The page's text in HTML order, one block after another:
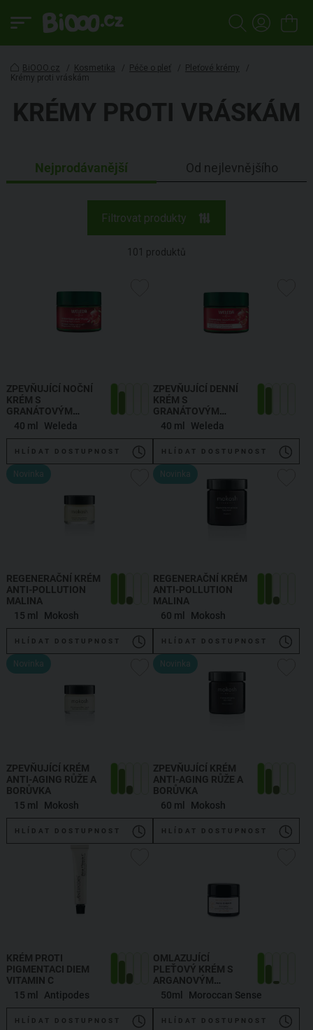
BiOOO.cz / Kosmetika / Péče o pleť / Pleťové krémy
/
Krémy proti vráskám
KRÉMY PROTI VRÁSKÁM
Nejprodávanější Od nejlevnějšího
Filtrovat produkty
101 produktů
ZPEVŇUJÍCÍ NOČNÍ
KRÉM S
GRANÁTOVÝM
JABLKEM A MACA
40 ml Weleda
HLÍDAT DOSTUPNOST
ZPEVŇUJÍCÍ DENNÍ
KRÉM S
GRANÁTOVÝM
JABLKEM A MACA
40 ml Weleda
HLÍDAT DOSTUPNOST
Novinka
REGENERAČNÍ KRÉM
ANTI-POLLUTION
MALINA
15 ml
Mokosh
HLÍDAT DOSTUPNOST
Novinka
REGENERAČNÍ KRÉM
ANTI-POLLUTION
MALINA
60 ml
Mokosh
HLÍDAT DOSTUPNOST
Novinka
ZPEVŇUJÍCÍ KRÉM
ANTI-AGING RŮŽE A
BORŮVKA
15 ml
Mokosh
HLÍDAT DOSTUPNOST
Novinka
ZPEVŇUJÍCÍ KRÉM
ANTI-AGING RŮŽE A
BORŮVKA
60 ml
Mokosh
HLÍDAT DOSTUPNOST
KRÉM PROTI
PIGMENTACI DIEM
VITAMIN C
15 ml
Antipodes
HLÍDAT DOSTUPNOST
OMLAZUJÍCÍ
PLEŤOVÝ KRÉM S
ARGANOVÝM
OLEJEM A
HYALURONOVOU
50ml Moroccan Sense
HLÍDAT DOSTUPNOST